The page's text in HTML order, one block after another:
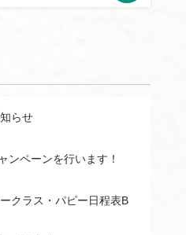
らせ
ンペーンを行います！
クラス・パピー日程表B